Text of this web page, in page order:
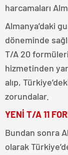
harcamaları
Almanya’daki
döneminde
T/A 20
hizmetinden
alıp,
zorundalar.
YENİ T/A 11
Bundan sonra
olarak